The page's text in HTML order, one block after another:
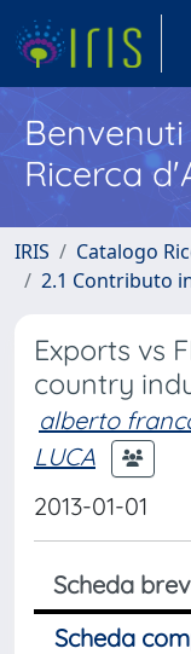
Ricerca
IRIS Catalogo
2.1 Contributo
Exports vs
country
alberto
LUCA
2013-01-01
Scheda
Scheda